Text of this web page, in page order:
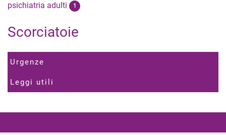
psichiatria adulti 1
Scorciatoie
Urgenze
Leggi utili